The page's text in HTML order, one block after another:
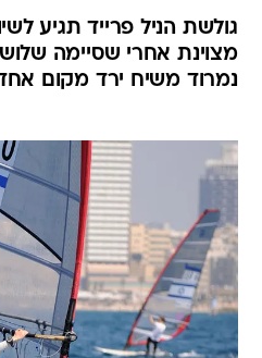
גולשת הניל פרייד תגיע
מצוינת אחרי שסיימה
נמרוד משיח ירד מקום